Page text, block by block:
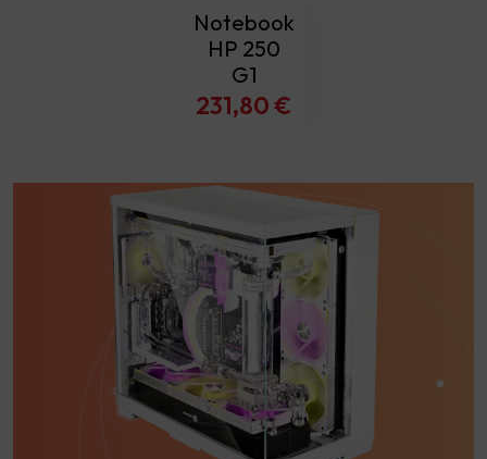
Notebook
HP 250
G1
231,80€